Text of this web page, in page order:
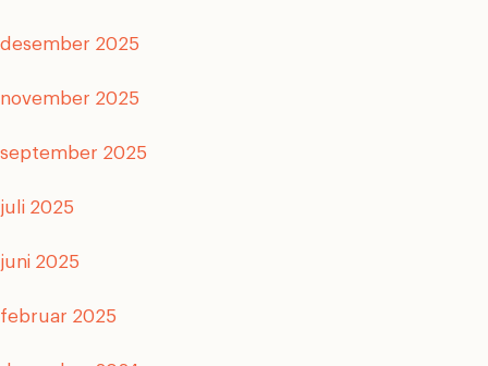
desember 2025
november 2025
september 2025
juli 2025
juni 2025
februar 2025